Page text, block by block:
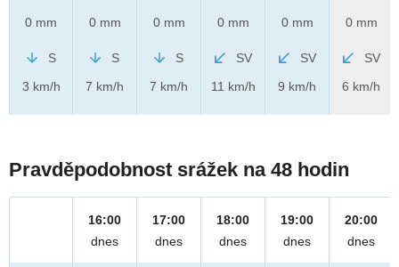
0 mm
S
3 km/h
0 mm
S
7 km/h
0 mm
S
7 km/h
0 mm
SV
11 km/h
0 mm
SV
9 km/h
0 mm
SV
6 km/h
Pravděpodobnost srážek na 48 hodin
16:00
dnes
17:00
dnes
18:00
dnes
19:00
dnes
20:00
dnes